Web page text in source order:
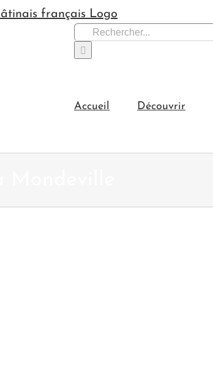
Rechercher:
Accueil Découvrir